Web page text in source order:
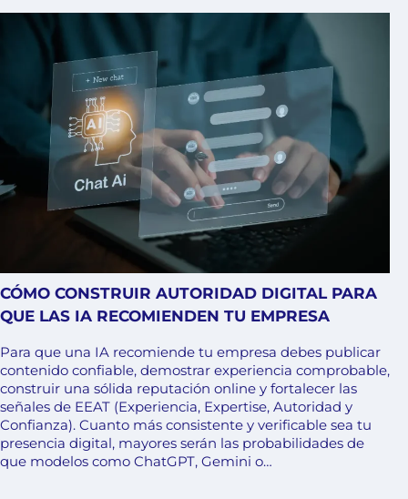
CÓMO CONSTRUIR AUTORIDAD DIGITAL PARA
QUE LAS IA RECOMIENDEN TU EMPRESA
Para que una IA recomiende tu empresa debes publicar
contenido confiable, demostrar experiencia comprobable,
construir una sólida reputación online y fortalecer las
señales de EEAT (Experiencia, Expertise, Autoridad y
Confianza). Cuanto más consistente y verificable sea tu
presencia digital, mayores serán las probabilidades de
que modelos como ChatGPT, Gemini o…